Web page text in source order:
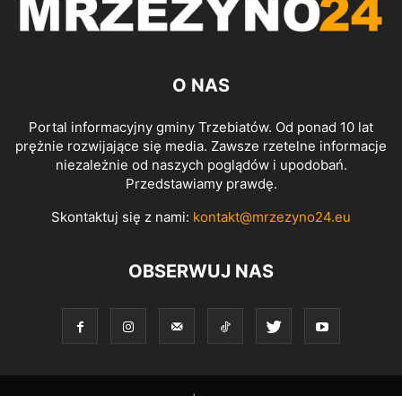
O NAS
Portal informacyjny gminy Trzebiatów. Od ponad 10 lat
prężnie rozwijające się media. Zawsze rzetelne informacje
niezależnie od naszych poglądów i upodobań.
Przedstawiamy prawdę.
Skontaktuj się z nami: kontakt@mrzezyno24.eu
OBSERWUJ NAS